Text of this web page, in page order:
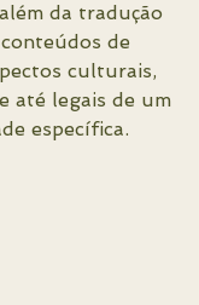
da tradução
de
culturais,
até legais de um
específica.